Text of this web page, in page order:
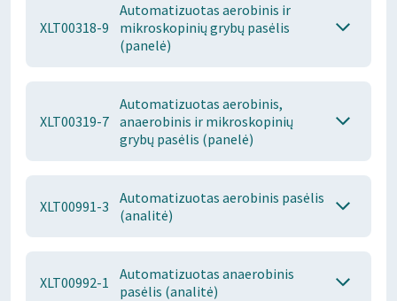
XLT00318-9
Automatizuotas aerobinis ir
mikroskopinių grybų pasėlis
(panelė)
XLT00319-7
Automatizuotas aerobinis,
anaerobinis ir mikroskopinių
grybų pasėlis (panelė)
XLT00991-3
Automatizuotas aerobinis pasėlis
(analitė)
XLT00992-1
Automatizuotas anaerobinis
pasėlis (analitė)